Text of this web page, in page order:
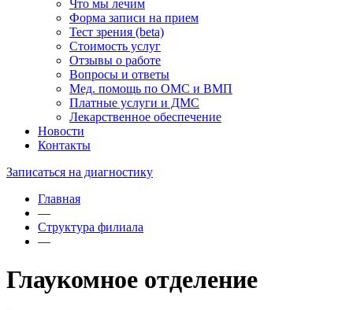
Что мы лечим
Форма записи на прием
Тест зрения (beta)
Стоимость услуг
Отзывы о работе
Вопросы и ответы
Мед. помощь по ОМС и ВМП
Платные услуги и ДМС
Лекарственное обеспечение
Новости
Контакты
Записаться на диагностику
Главная
—
Структура филиала
—
Глаукомное отделение